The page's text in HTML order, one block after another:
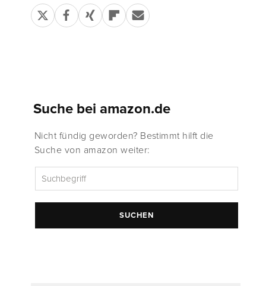
Suche bei amazon.de
Nicht fündig geworden? Bestimmt hilft die
Suche von amazon weiter:
SUCHEN